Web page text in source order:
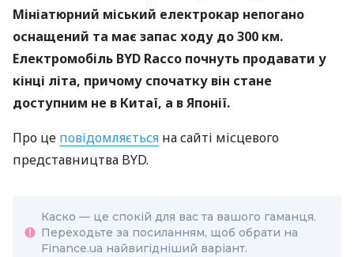
Мініатюрний міський електрокар непогано
оснащений та має запас ходу до 300 км.
Електромобіль BYD Racco почнуть продавати у
кінці літа, причому спочатку він стане
доступним не в Китаї, а в Японії.
Про це повідомляється на сайті місцевого
представництва BYD.
Каско — це спокій для вас та вашого гаманця.
Переходьте за посиланням, щоб обрати на
Finance.ua найвигідніший варіант.